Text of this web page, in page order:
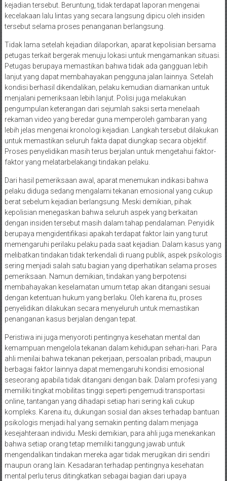
kejadian tersebut. Beruntung, tidak terdapat laporan mengenai
kecelakaan lalu lintas yang secara langsung dipicu oleh insiden
tersebut selama proses penanganan berlangsung.
Tidak lama setelah kejadian dilaporkan, aparat kepolisian bersama
petugas terkait bergerak menuju lokasi untuk mengamankan situasi.
Petugas berupaya memastikan bahwa tidak ada gangguan lebih
lanjut yang dapat membahayakan pengguna jalan lainnya. Setelah
kondisi berhasil dikendalikan, pelaku kemudian diamankan untuk
menjalani pemeriksaan lebih lanjut. Polisi juga melakukan
pengumpulan keterangan dari sejumlah saksi serta menelaah
rekaman video yang beredar guna memperoleh gambaran yang
lebih jelas mengenai kronologi kejadian. Langkah tersebut dilakukan
untuk memastikan seluruh fakta dapat diungkap secara objektif.
Proses penyelidikan masih terus berjalan untuk mengetahui faktor-
faktor yang melatarbelakangi tindakan pelaku.
Dari hasil pemeriksaan awal, aparat menemukan indikasi bahwa
pelaku diduga sedang mengalami tekanan emosional yang cukup
berat sebelum kejadian berlangsung. Meski demikian, pihak
kepolisian menegaskan bahwa seluruh aspek yang berkaitan
dengan insiden tersebut masih dalam tahap pendalaman. Penyidik
berupaya mengidentifikasi apakah terdapat faktor lain yang turut
memengaruhi perilaku pelaku pada saat kejadian. Dalam kasus yang
melibatkan tindakan tidak terkendali di ruang publik, aspek psikologis
sering menjadi salah satu bagian yang diperhatikan selama proses
pemeriksaan. Namun demikian, tindakan yang berpotensi
membahayakan keselamatan umum tetap akan ditangani sesuai
dengan ketentuan hukum yang berlaku. Oleh karena itu, proses
penyelidikan dilakukan secara menyeluruh untuk memastikan
penanganan kasus berjalan dengan tepat.
Peristiwa ini juga menyoroti pentingnya kesehatan mental dan
kemampuan mengelola tekanan dalam kehidupan sehari-hari. Para
ahli menilai bahwa tekanan pekerjaan, persoalan pribadi, maupun
berbagai faktor lainnya dapat memengaruhi kondisi emosional
seseorang apabila tidak ditangani dengan baik. Dalam profesi yang
memiliki tingkat mobilitas tinggi seperti pengemudi transportasi
online, tantangan yang dihadapi setiap hari sering kali cukup
kompleks. Karena itu, dukungan sosial dan akses terhadap bantuan
psikologis menjadi hal yang semakin penting dalam menjaga
kesejahteraan individu. Meski demikian, para ahli juga menekankan
bahwa setiap orang tetap memiliki tanggung jawab untuk
mengendalikan tindakan mereka agar tidak merugikan diri sendiri
maupun orang lain. Kesadaran terhadap pentingnya kesehatan
mental perlu terus ditingkatkan sebagai bagian dari upaya